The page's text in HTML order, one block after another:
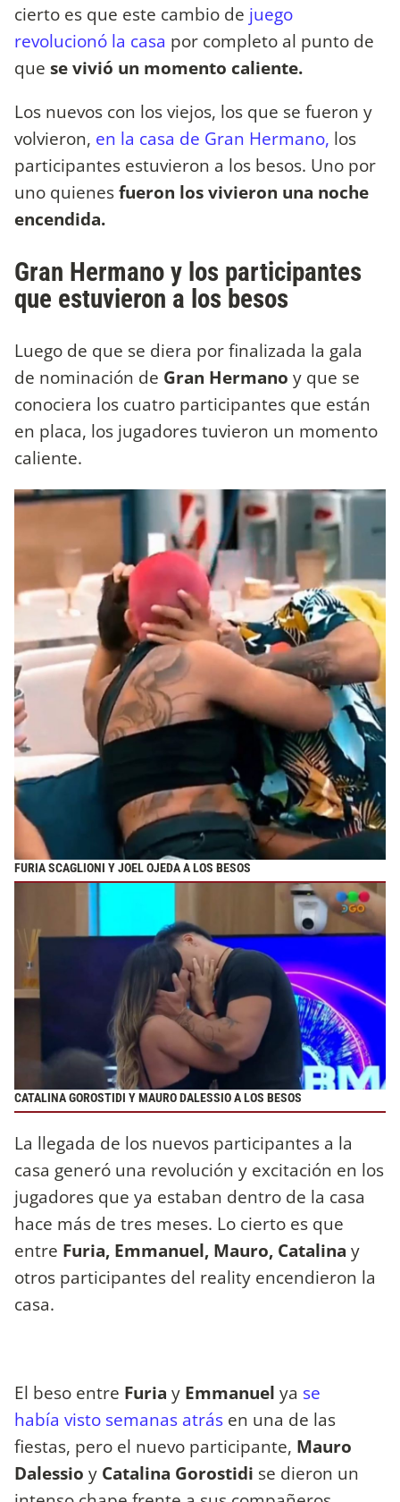
cierto es que este cambio de juego
revolucionó la casa por completo al punto de
que se vivió un momento caliente.
Los nuevos con los viejos, los que se fueron y
volvieron, en la casa de Gran Hermano, los
participantes estuvieron a los besos. Uno por
uno quienesfueron los vivieron una noche
encendida.
Gran Hermano y los participantes
que estuvieron a los besos
Luego de que se diera por finalizada la gala
de nominación de Gran Hermano y que se
conociera los cuatro participantes que están
en placa, los jugadores tuvieron un momento
caliente.
FURIA SCAGLIONI Y JOEL OJEDA A LOS BESOS
CATALINA GOROSTIDI Y MAURO DALESSIO A LOS BESOS
La llegada de los nuevos participantes a la
casa generó una revolución y excitación en los
jugadores que ya estaban dentro de la casa
hace más de tres meses. Lo cierto es que
entre Furia, Emmanuel, Mauro, Catalina y
otros participantes del reality encendieron la
casa.
El beso entre Furia y Emmanuel ya se
había visto semanas atrás en una de las
fiestas, pero el nuevo participante, Mauro
Dalessio y Catalina Gorostidi se dieron un